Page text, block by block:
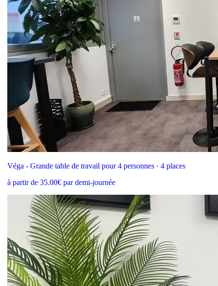
Véga - Grande table de travail pour 4 personnes · 4 places
à partir de 35.00€ par demi-journée